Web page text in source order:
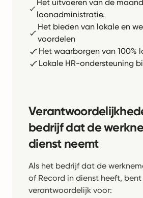
Het uitvoeren van de
loonadministratie.
Het bieden van lokale en
voordelen
Het waarborgen van 100%
Lokale HR-ondersteuning
bedrijf dat de
dienst neemt
Als het bedrijf dat de
of Record in dienst heeft, bent
verantwoordelijk voor: